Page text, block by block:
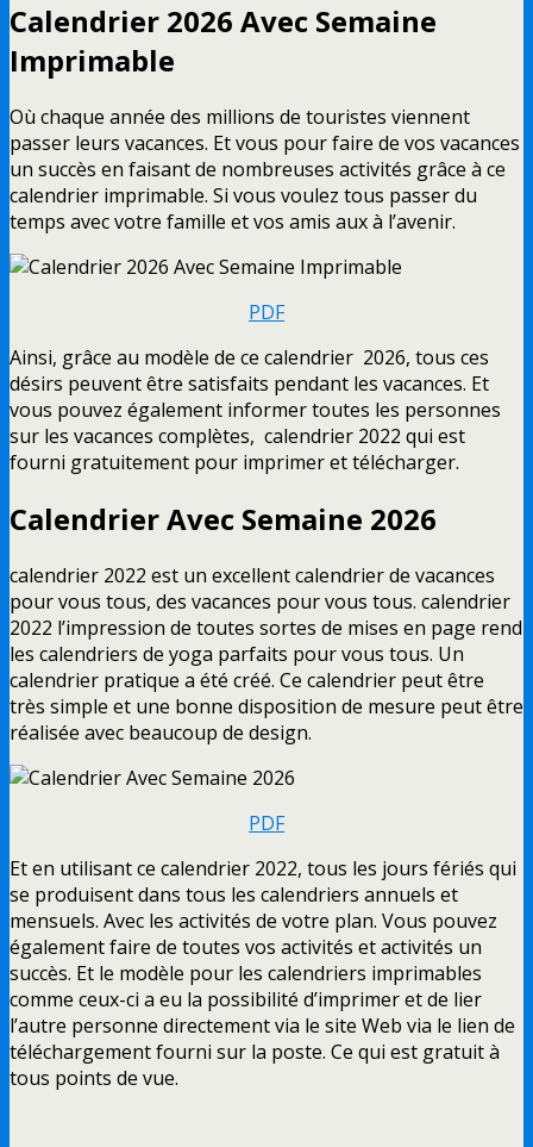
Calendrier 2026 Avec Semaine
Imprimable
Où chaque année des millions de touristes viennent
passer leurs vacances. Et vous pour faire de vos vacances
un succès en faisant de nombreuses activités grâce à ce
calendrier imprimable. Si vous voulez tous passer du
temps avec votre famille et vos amis aux à l’avenir.
PDF
Ainsi, grâce au modèle de ce calendrier 2026, tous ces
désirs peuvent être satisfaits pendant les vacances. Et
vous pouvez également informer toutes les personnes
sur les vacances complètes, calendrier 2022 qui est
fourni gratuitement pour imprimer et télécharger.
Calendrier Avec Semaine 2026
calendrier 2022 est un excellent calendrier de vacances
pour vous tous, des vacances pour vous tous. calendrier
2022 l’impression de toutes sortes de mises en page rend
les calendriers de yoga parfaits pour vous tous. Un
calendrier pratique a été créé. Ce calendrier peut être
très simple et une bonne disposition de mesure peut être
réalisée avec beaucoup de design.
PDF
Et en utilisant ce calendrier 2022, tous les jours fériés qui
se produisent dans tous les calendriers annuels et
mensuels. Avec les activités de votre plan. Vous pouvez
également faire de toutes vos activités et activités un
succès. Et le modèle pour les calendriers imprimables
comme ceux-ci a eu la possibilité d’imprimer et de lier
l’autre personne directement via le site Web via le lien de
téléchargement fourni sur la poste. Ce qui est gratuit à
tous points de vue.